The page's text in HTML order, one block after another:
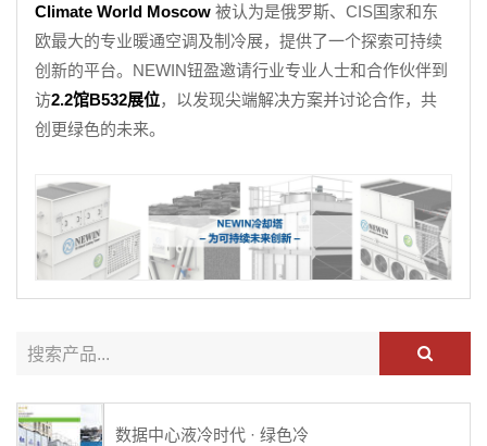
数据中心液冷时代 · 绿色冷
Climate World Moscow 被认为是俄罗斯、CIS国家和东
欧最大的专业暖通空调及制冷展，提供了一个探索可持续
创新的平台。NEWIN钮盈邀请行业专业人士和合作伙伴到
访2.2馆B532展位，以发现尖端解决方案并讨论合作，共
创更绿色的未来。